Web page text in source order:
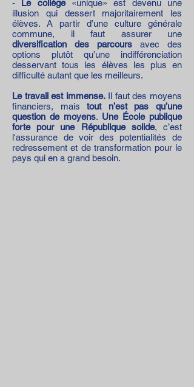
- Le collège «unique» est devenu une
illusion qui dessert majoritairement les
élèves. A partir d’une culture générale
commune, il faut assurer une
diversification des parcours avec des
options plutôt qu’une indifférenciation
desservant tous les élèves les plus en
difficulté autant que les meilleurs.
Le travail est immense.Il faut des moyens
financiers, maistout n’est pas qu’une
question de moyens. Une École publique
forte pour une République solide, c’est
l'assurance de voir des potentialités de
redressement et de transformation pour le
pays qui en a grand besoin.